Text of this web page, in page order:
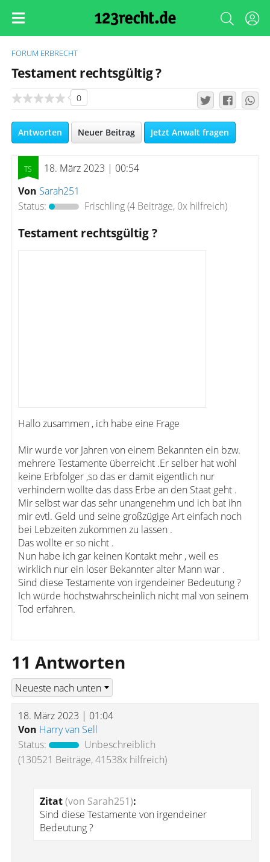
FORUM ERBRECHT
Testament rechtsgültig ?
0
Antworten Neuer Beitrag Jetzt Anwalt fragen
18. März 2023 | 00:54
Von Sarah251
Status:
Frischling(4 Beiträge, 0x hilfreich)
Testament rechtsgültig ?
Hallo zusammen , ich habe eine Frage
Mir wurde vor Jahren von einem Bekannten ein bzw.
mehrere Testamente überreicht .Er selber hat wohl
keine Erbfolger ,so das er damit eigentlich nur
verhindern wollte das dass Erbe an den Staat geht .
Mir selbst war das sehr unangenehm und ich bat ihn
mir evtl. Geld und seine großzügige Art einfach noch
bei Lebzeiten zukommen zu lassen .
Das wollte er so nicht .
Nun habe ich gar keinen Kontakt mehr , weil es
wirklich nur ein loser Bekannter alter Mann war .
Sind diese Testamente von irgendeiner Bedeutung ?
Ich würde höchstwahrscheinlich nicht mal von seinem
Tod erfahren.
11 Antworten
18. März 2023 | 01:04
Von Harry van Sell
Status:
Unbeschreiblich
(130521 Beiträge, 41538x hilfreich)
Zitat(von Sarah251):
Sind diese Testamente von irgendeiner
Bedeutung ?